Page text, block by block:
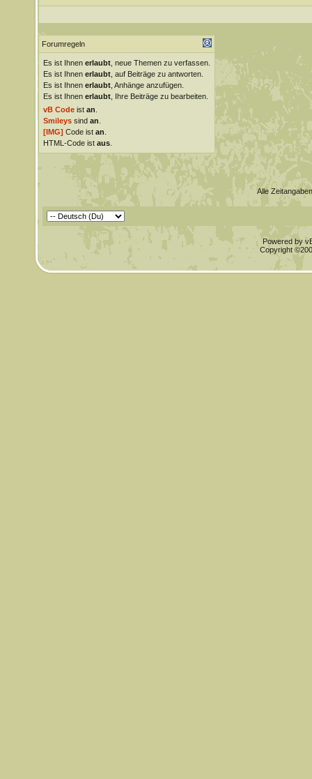
Forumregeln
Es ist Ihnen erlaubt, neue Themen zu verfassen.
Es ist Ihnen erlaubt, auf Beiträge zu antworten.
Es ist Ihnen erlaubt, Anhänge anzufügen.
Es ist Ihnen erlaubt, Ihre Beiträge zu bearbeiten.
vB Codeist an
Smileyssind an
[IMG] Code ist an
HTML-Code ist aus.
Alle
Powered by
Copyright